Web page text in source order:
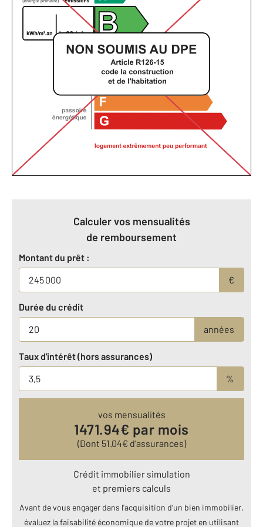
Calculer vos mensualités
de remboursement
Montant du prêt :
€
Durée du crédit
années
Taux d'intérêt (hors assurances)
%
vos mensualités
1471.94€ par mois
(Dont 51.04€ d’assurances)
Crédit immobilier simulation
et premiers calculs
Avant de vous engager dans l’acquisition d’un bien immobilier,
évaluez la faisabilité économique de votre projet en utilisant